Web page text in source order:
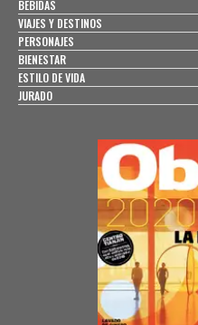
BEBIDAS
VIAJES Y DESTINOS
PERSONAJES
BIENESTAR
ESTILO DE VIDA
JURADO